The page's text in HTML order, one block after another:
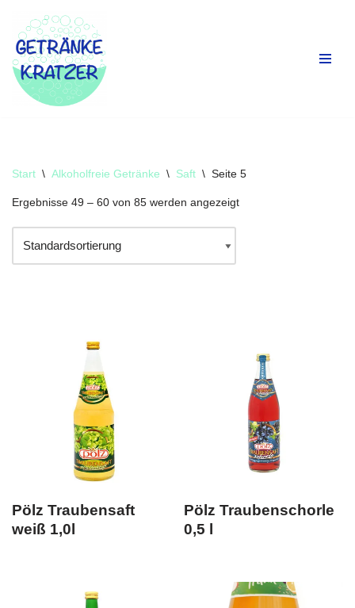
Zum
Inhalt
springen
Start \ Alkoholfreie Getränke \ Saft \ Seite 5
Ergebnisse 49 – 60 von 85 werden angezeigt
Sichtbarkeit des Produkts
Pölz Traubensaft
weiß 1,0l
Pölz Traubenschorle
0,5 l